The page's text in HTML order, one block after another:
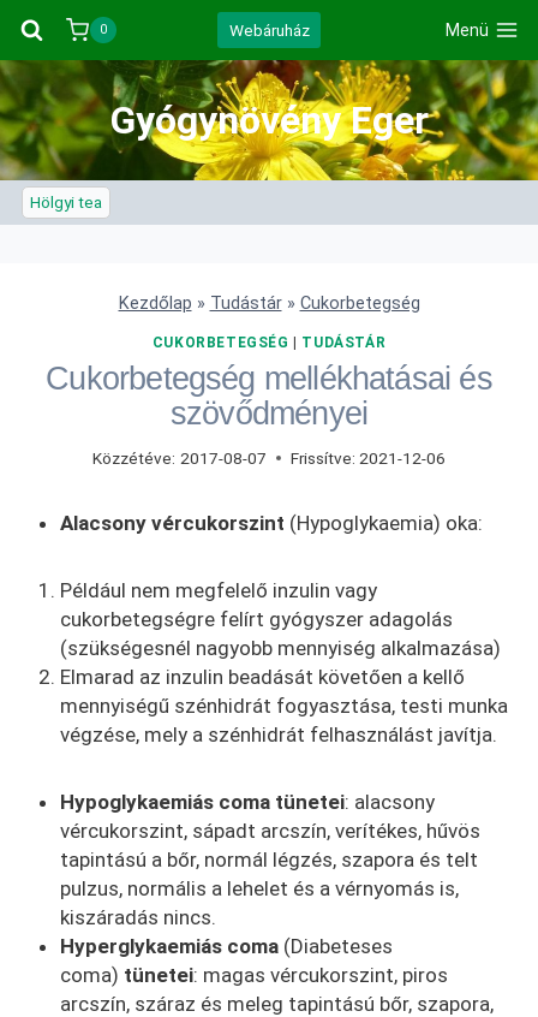
Skip
content
0 Webáruház Menü
Gyógynövény Eger
Hölgyi tea
Kezdőlap » Tudástár» Cukorbetegség
CUKORBETEGSÉG TUDÁSTÁR
Cukorbetegség mellékhatásai és
szövődményei
Közzétéve: 2017-08-07 Frissítve: 2021-12-06
Alacsony vércukorszint (Hypoglykaemia) oka:
Például nem megfelelő inzulin vagy
cukorbetegségre felírt gyógyszer adagolás
(szükségesnél nagyobb mennyiség alkalmazása)
Elmarad az inzulin beadását követően a kellő
mennyiségű szénhidrát fogyasztása, testi munka
végzése, mely a szénhidrát felhasználást javítja.
Hypoglykaemiás coma tünetei: alacsony
vércukorszint, sápadt arcszín, verítékes, hűvös
tapintású a bőr, normál légzés, szapora és telt
pulzus, normális a lehelet és a vérnyomás is,
kiszáradás nincs.
Hyperglykaemiás coma (Diabeteses
coma) tünetei: magas vércukorszint, piros
arcszín, száraz és meleg tapintású bőr, szapora,